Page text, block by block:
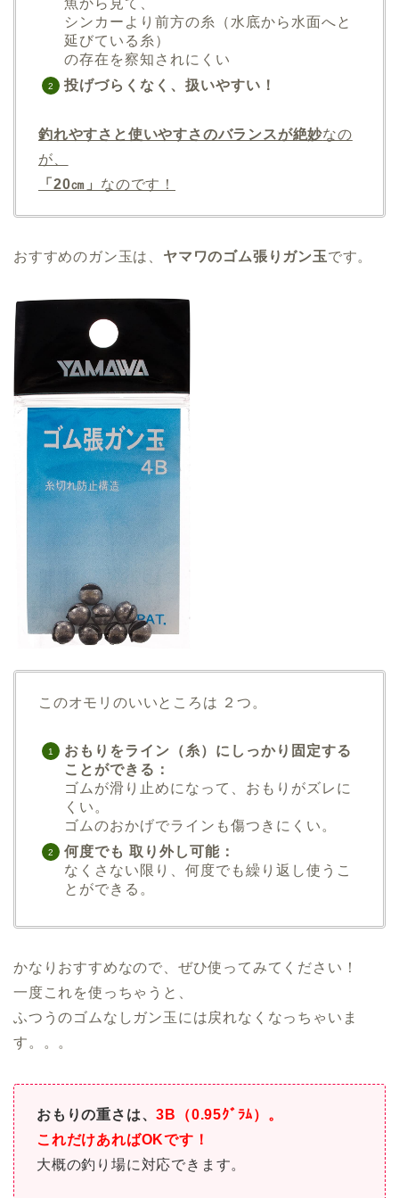
シンカーより前方の糸（水底から水面へと
延びている糸）
の存在を察知されにくい
投げづらくなく、扱いやすい！
釣れやすさと使いやすさのバランスが絶妙なの
が、
「20㎝」 なのです！
おすすめのガン玉は、 ヤマワのゴム張りガン玉です。
このオモリのいいところは ２つ。
おもりをライン（糸）にしっかり固定する
ことができる：
ゴムが滑り止めになって、おもりがズレに
くい。
ゴムのおかげでラインも傷つきにくい。
何度でも 取り外し可能：
なくさない限り、何度でも繰り返し使うこ
とができる。
かなりおすすめなので、ぜひ使ってみてください！
一度これを使っちゃうと、
ふつうのゴムなしガン玉には戻れなくなっちゃいま
す。。。
おもりの重さは、3B（0.95ｸﾞﾗﾑ）。
これだけあればOKです！
大概の釣り場に対応できます。